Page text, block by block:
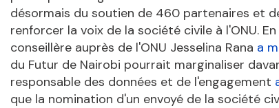
désormais du soutien de 460 partenaires et
renforcer la voix de la société civile à l'ONU.
conseillère auprès de l'ONU Jesselina Rana a
du Futur de Nairobi pourrait marginaliser
responsable des données et de l'engagement
que la nomination d'un envoyé de la société